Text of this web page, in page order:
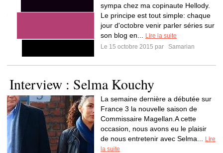
sympa chez ma copinaute Hellody.
Le principe est tout simple: chaque
jour d'octobre venir parler séries sur
son blog en...
Lire la suite
Le 15 octobre 2015 par
Samarian
Interview : Selma Kouchy
La semaine dernière a débutée sur
France 3 la nouvelle saison de
Commissaire Magellan.A cette
occasion, nous avons eu le plaisir
de nous entretenir avec Selma...
Lire
la suite